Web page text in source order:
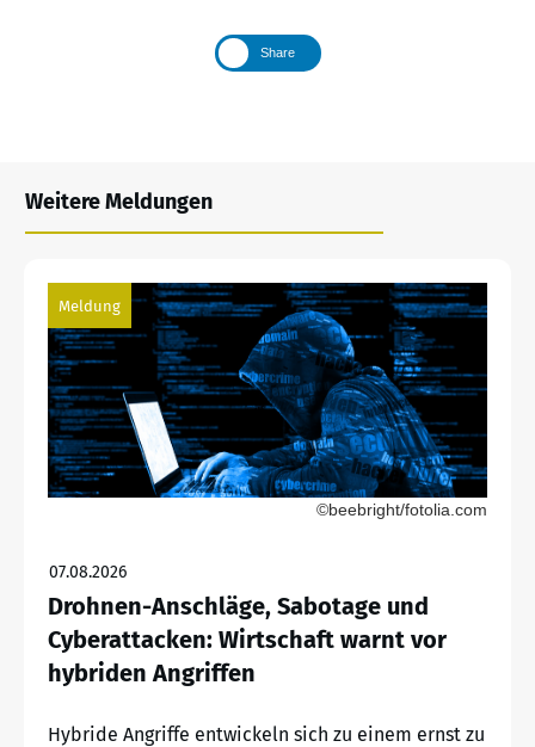
Share
Weitere Meldungen
Meldung
©beebright/fotolia.com
07.08.2026
Drohnen-Anschläge, Sabotage und
Cyberattacken: Wirtschaft warnt vor
hybriden Angriffen
Hybride Angriffe entwickeln sich zu einem ernst zu